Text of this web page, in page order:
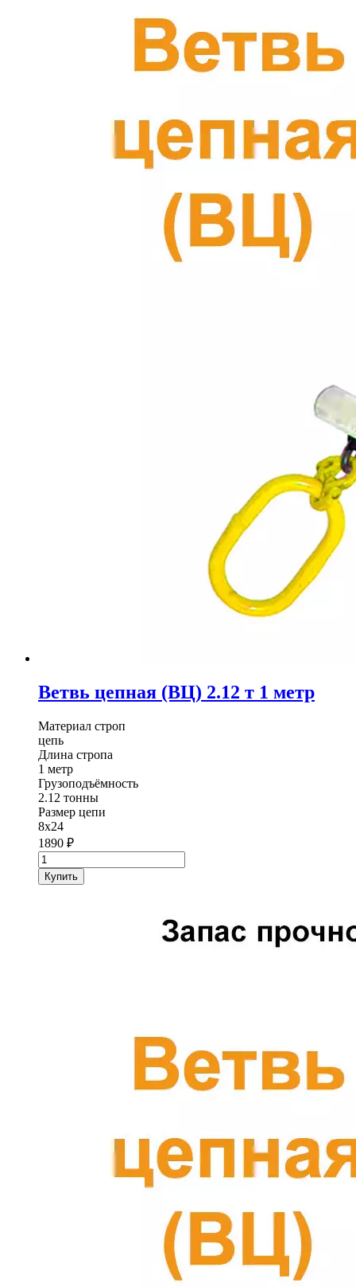
Ветвь цепная (ВЦ) 2.12 т 1 метр
Материал строп
цепь
Длина стропа
1 метр
Грузоподъёмность
2.12 тонны
Размер цепи
8х24
1890 ₽
Количество
товара
Ветвь
Купить